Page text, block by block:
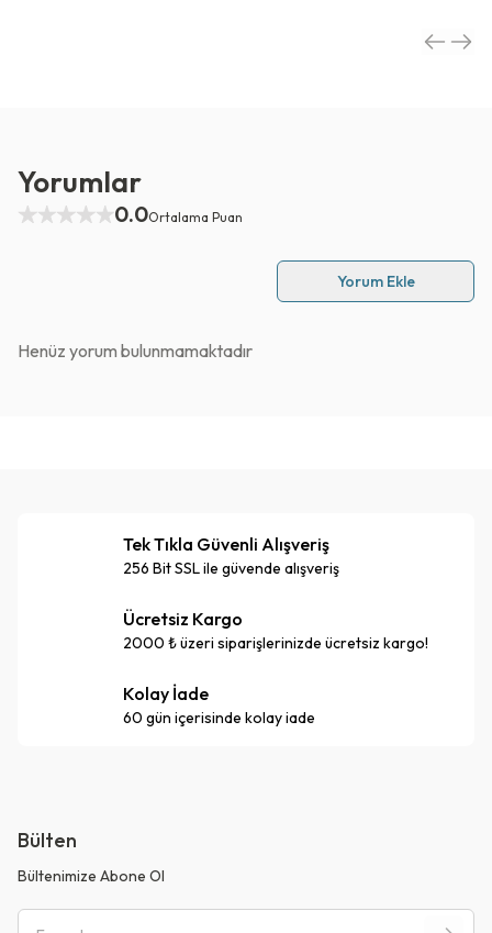
Yorumlar
0.0Ortalama Puan
Yorum Ekle
Henüz yorum bulunmamaktadır
Tek Tıkla Güvenli Alışveriş
256 Bit SSL ile güvende alışveriş
Ücretsiz Kargo
2000 ₺ üzeri siparişlerinizde ücretsiz kargo!
Kolay İade
60 gün içerisinde kolay iade
Bülten
Bültenimize Abone Ol